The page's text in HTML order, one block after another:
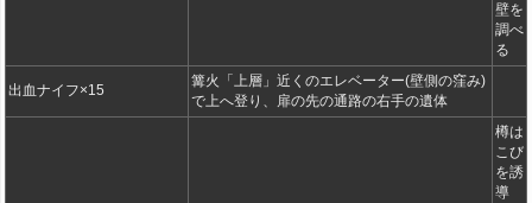
壁を
調べ
る
出血ナイフ×15
篝火「上層」近くのエレベーター(壁側の窪み)
で上へ登り、扉の先の通路の右手の遺体
樽は
こび
を誘
導